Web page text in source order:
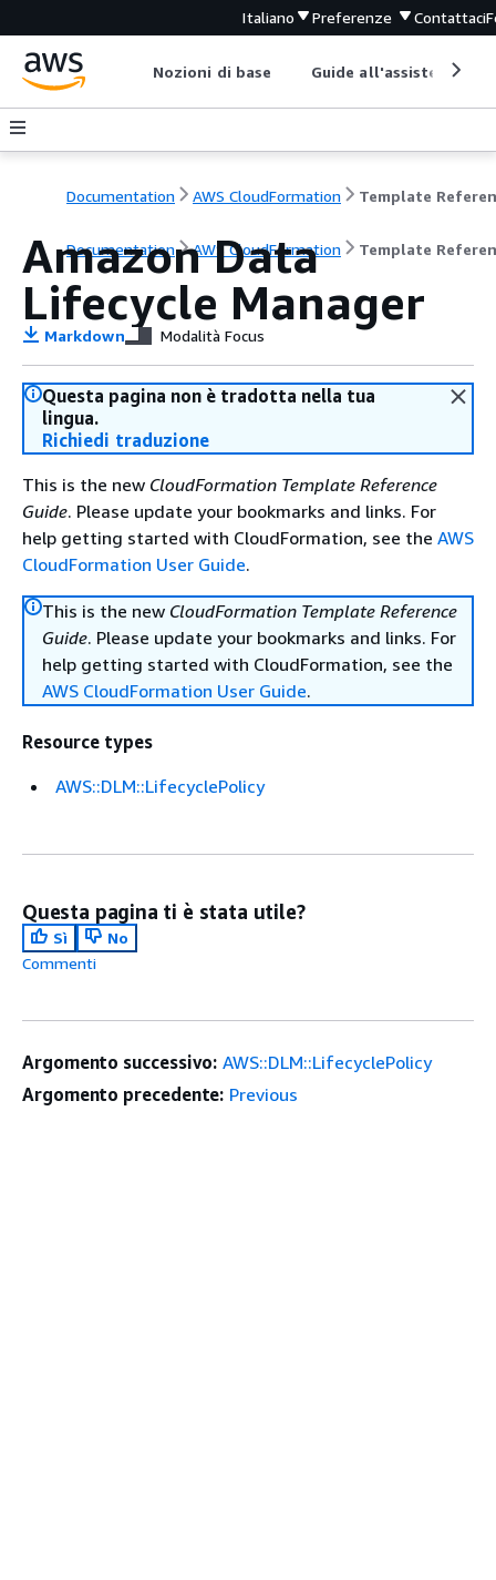
Italiano Preferenze Contattaci
Nozioni di base Guide all'assistenza
Documentation AWS CloudFormation Template
Documentation AWS CloudFormation Template
Amazon Data
Lifecycle Manager
Markdown Modalità Focus
Questa pagina non è tradotta nella tua
lingua.
Richiedi traduzione
This is the new CloudFormation Template Reference
Guide. Please update your bookmarks and links. For
help getting started with CloudFormation, see the AWS
CloudFormation User Guide.
This is the new CloudFormation Template Reference
Guide. Please update your bookmarks and links. For
help getting started with CloudFormation, see the
AWS CloudFormation User Guide.
Resource types
AWS::DLM::LifecyclePolicy
Questa pagina ti è stata utile?
Sì
No
Commenti
Argomento successivo: AWS::DLM::LifecyclePolicy
Argomento precedente: Previous